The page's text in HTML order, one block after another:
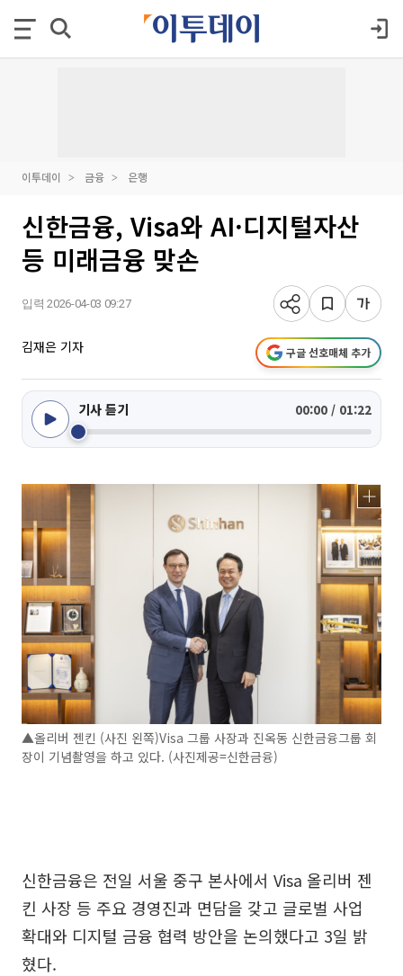
이투데이 금융 은행
신한금융, Visa와 AI·디지털자산
등 미래금융 맞손
입력 2026-04-03 09:27
김재은 기자 구글 선호매체 추가
기사 듣기 00:00 / 01:22
▲올리버 젠킨 (사진 왼쪽)Visa 그룹 사장과 진옥동 신한금융그룹 회
장이 기념촬영을 하고 있다. (사진제공=신한금융)
신한금융은 전일 서울 중구 본사에서 Visa 올리버 젠
킨 사장 등 주요 경영진과 면담을 갖고 글로벌 사업
확대와 디지털 금융 협력 방안을 논의했다고 3일 밝
혔다.